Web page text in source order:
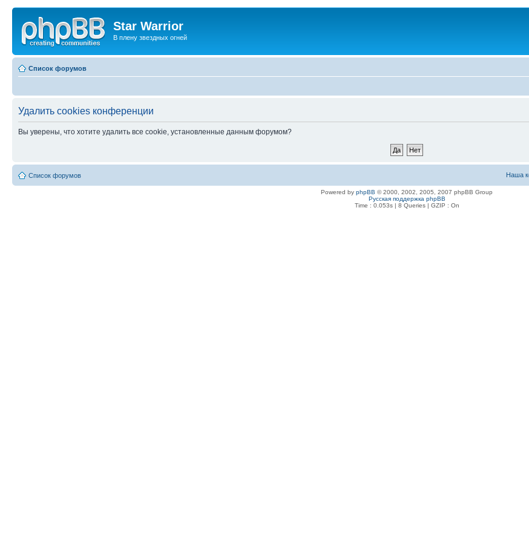
Star Warrior
В плену звездных огней
Список форумов
Удалить cookies конференции
Вы уверены, что хотите удалить все cookie, установленные данным форумом?
Список форумов Наша
Powered by phpBB © 2000, 2002, 2005, 2007 phpBB Group
Русская поддержка phpBB
Time : 0.053s | 8 Queries | GZIP : On